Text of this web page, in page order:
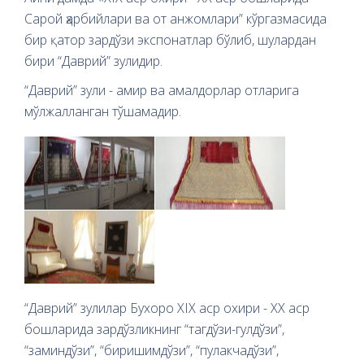
Сарой ҳарбийлари ва от анжомлари” кўргазмасида
бир қатор зардўзи экспонатлар бўлиб, шулардан
бири “Даврий” зулидир.
“Даврий” зули - амир ва амалдорлар отларига
мўлжалланган тўшамадир.
“Даврий” зулилар Бухоро ХIX аср охири - XX аср
бошларида зардўзликнинг “тагдўзи-гулдўзи”,
“заминдўзи”, “биришимдўзи”, “пулакчадўзи”,